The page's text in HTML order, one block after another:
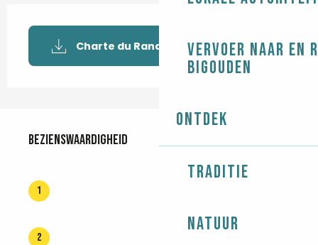
Vervoer naar en
Bigouden
Ontdek
Traditie
Natuur
Charte du Randonneur BDEF
Bezienswaardigheid
1
2